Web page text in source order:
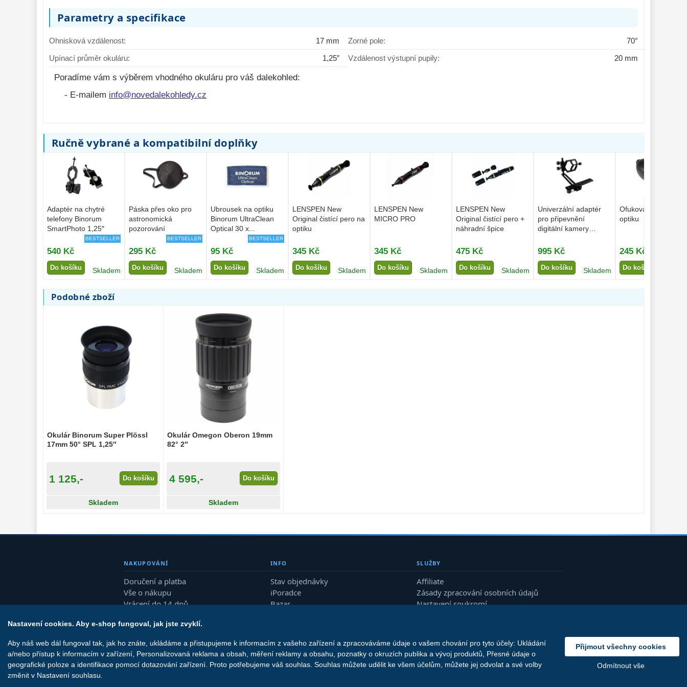
Parametry a specifikace
Ohnisková vzdálenost:
17 mm
Upínací průměr okuláru:
1,25″
Zorné pole:
70°
Vzdálenost výstupní pupily:
20 mm
Poradíme vám s výběrem vhodného okuláru pro váš dalekohled:
- E-mailem info@novedalekohledy.cz
Ručně vybrané a kompatibilní doplňky
Adaptér na chytré
telefony Binorum
SmartPhoto 1,25″
BESTSELLER
540 Kč
Do košíku Skladem
Páska přes oko pro
astronomická
pozorování
BESTSELLER
295 Kč
Do košíku Skladem
Ubrousek na optiku
Binorum UltraClean
Optical 30 x...
BESTSELLER
95 Kč
Do košíku Skladem
LENSPEN New
Original čistící pero na
optiku
345 Kč
Do košíku Skladem
LENSPEN New
MICRO PRO
345 Kč
Do košíku Skladem
LENSPEN New
Original čistící pero +
náhradní špice
475 Kč
Do košíku Skladem
Univerzální adaptér
pro připevnění
digitální kamery
995 Kč
Do košíku Skladem
Ofukovací balónek
optiku
245 Kč
Do košíku
Podobné zboží
Okulár Binorum Super Plössl
17mm 50° SPL 1,25″
1 125,- Do košíku
Skladem
Okulár Omegon Oberon 19mm
82° 2″
4 595,- Do košíku
Skladem
NAKUPOVÁNÍ
Doručení a platba
Vše o nákupu
Vrácení do 14 dnů
INFO
Stav objednávky
iPoradce
Bazar
SLUŽBY
Affiliate
Zásady zpracování osobních údajů
Nastavení soukromí
© 2013 - 2026 Vedius Soft s.r.o.
Nastavení cookies. Aby e-shop fungoval, jak jste zvyklí.
Aby náš web dál fungoval tak, jak ho znáte, ukládáme a přistupujeme k informacím z vašeho zařízení a zpracováváme údaje o vašem chování pro tyto účely: Ukládání
a/nebo přístup k informacím v zařízení, Personalizovaná reklama a obsah, měření reklamy a obsahu, poznatky o okruzích publika a vývoj produktů, Přesné údaje o
geografické poloze a identifikace pomocí dotazování zařízení. Proto potřebujeme váš souhlas. Souhlas můžete udělit ke všem účelům, můžete jej odvolat a své volby
změnit v Nastavení souhlasu.
Přijmout všechny cookies
Odmítnout vše